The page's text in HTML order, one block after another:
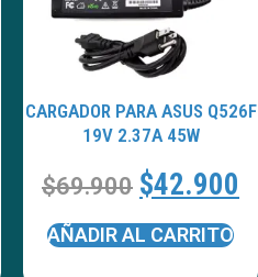
CARGADOR PARA ASUS Q526F
19V 2.37A 45W
$69.900 $42.900
AÑADIR AL CARRITO